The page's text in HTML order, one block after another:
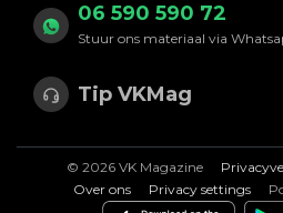
06 590 590 72
Stuur ons materiaal via
Tip VKMag
© 2026 VK Magazine
Over ons
Privacy settings